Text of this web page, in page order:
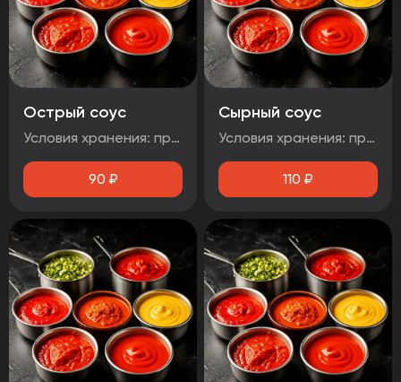
Острый соус
Условия хранения: при температуре от плюс 2°C до плюс 4°C Срок годности: 48 часов Т.У 10.71. 11-001-48751922-2017 Рекомендуется употребить сразу после вскрытия упаковки Без ГМО
90 ₽
Сырный соус
Условия хранения: при температуре от плюс 2°C до плюс 4°C Срок годности: 48 часов Т.У 10.71. 11-001-48751922-2017 Рекомендуется употребить сразу после вскрытия упаковки Без ГМО
110 ₽